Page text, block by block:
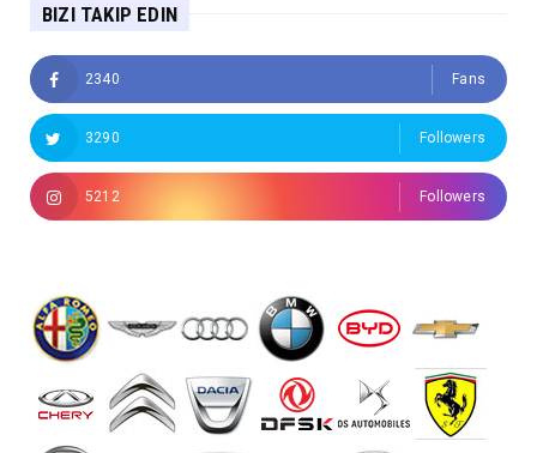
BIZI TAKIP EDIN
2340 Fans
3290 Followers
5212 Followers